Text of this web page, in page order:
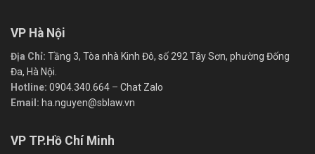
VP Hà Nội
Địa Chỉ: Tầng 3, Tòa nhà Kinh Đô, số 292 Tây Sơn, phường Đống
Đa, Hà Nội.
Hotline: 0904.340.664 – Chat Zalo
Email: ha.nguyen@sblaw.vn
VP TP.Hồ Chí Minh